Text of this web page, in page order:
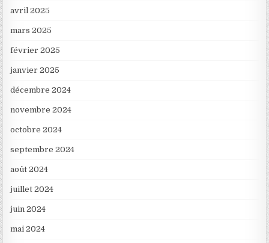
avril 2025
mars 2025
février 2025
janvier 2025
décembre 2024
novembre 2024
octobre 2024
septembre 2024
août 2024
juillet 2024
juin 2024
mai 2024